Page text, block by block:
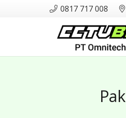
0817 717 008